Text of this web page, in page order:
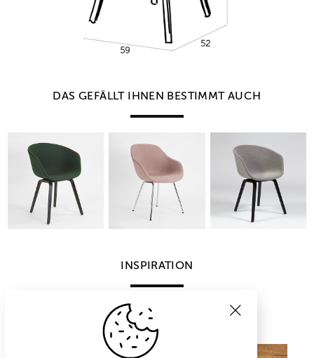
DAS GEFÄLLT IHNEN BESTIMMT AUCH
INSPIRATION